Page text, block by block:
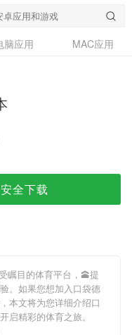
脑应用
MAC应用
安全下载
瞩目的体育平台，🕋提
。如果您想加入口袋德
本文将为您详细介绍口
启精彩的体育之旅。